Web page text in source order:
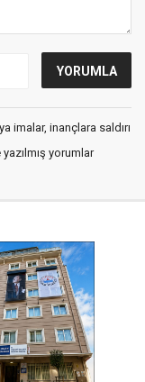
imalar, inançlara saldırı
yorumlar